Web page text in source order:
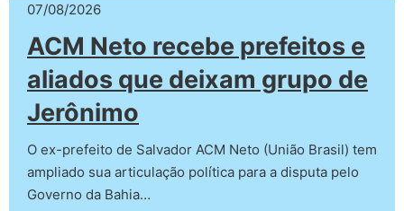
07/08/2026
ACM Neto recebe prefeitos e
aliados que deixam grupo de
Jerônimo
O ex-prefeito de Salvador ACM Neto (União Brasil) tem
ampliado sua articulação política para a disputa pelo
Governo da Bahia…